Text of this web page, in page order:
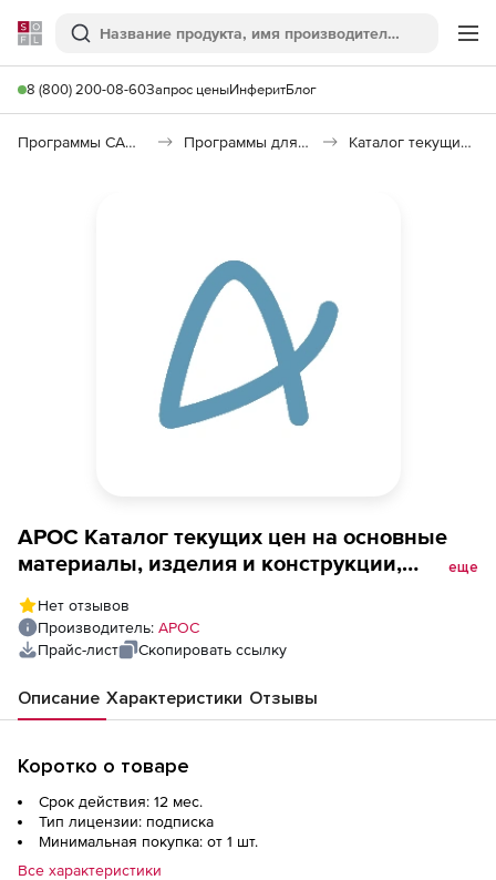
Softline
Поиск
8 (800) 200-08-60Запрос ценыИнферитБлог
Программы САПР и ГИС Программы для документооборота Каталог текущих цен в строительстве (КТЦ)
АРОС Каталог текущих цен на основные
материалы, изделия и конструкции,
выпуск ежемесячно, ТЦ_20, с 01.02.2022
(подписка на 12 месяцев), Московская
еще
Нет отзывов
Производитель: АРОС
Прайс-лист
Скопировать ссылку
Описание Характеристики Отзывы
Коротко о товаре
Срок действия: 12 мес.
Тип лицензии: подписка
Минимальная покупка: от 1 шт.
Все характеристики